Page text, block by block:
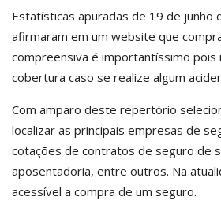
Estatísticas apuradas de 19 de junho
afirmaram em um website que
compreensiva é importantíssimo pois
cobertura caso se realize algum
Com amparo deste repertório
localizar as principais empresas de
cotações de contratos de seguro de
aposentadoria, entre outros. Na
acessível a compra de um seguro.